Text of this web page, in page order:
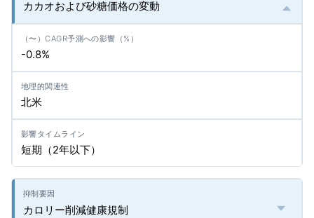
カカオおよび砂糖価格の変動
-0.8%
北米
短期（2年以下）
カロリー削減健康規制